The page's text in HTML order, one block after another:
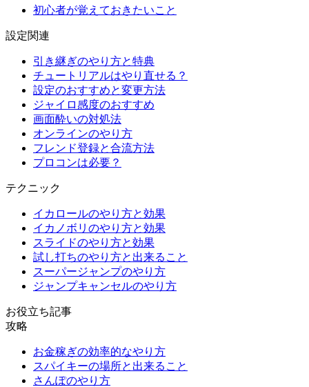
初心者が覚えておきたいこと
設定関連
引き継ぎのやり方と特典
チュートリアルはやり直せる？
設定のおすすめと変更方法
ジャイロ感度のおすすめ
画面酔いの対処法
オンラインのやり方
フレンド登録と合流方法
プロコンは必要？
テクニック
イカロールのやり方と効果
イカノボリのやり方と効果
スライドのやり方と効果
試し打ちのやり方と出来ること
スーパージャンプのやり方
ジャンプキャンセルのやり方
お役立ち記事
攻略
お金稼ぎの効率的なやり方
スパイキーの場所と出来ること
さんぽのやり方